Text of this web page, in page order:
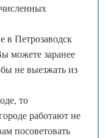
в Петрозаводск
можете заранее
не выезжать из
то
работают не
посоветовать